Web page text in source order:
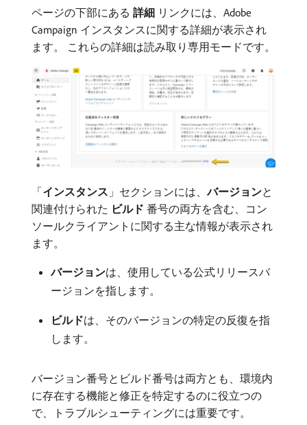
ページの下部にある​ 詳細 ​リンクには、Adobe
Campaign インスタンスに関する詳細が表示され
ます。 これらの詳細は読み取り専用モードです。
「インスタンス 」セクションには、バージョン​と
関連付けられた​ ビルド ​番号の両方を含む、コン
ソールクライアントに関する主な情報が表示され
ます。
バージョン​は、使用している公式リリースバ
ージョンを指します。
ビルド​は、そのバージョンの特定の反復を指
します。
バージョン番号とビルド番号は両方とも、環境内
に存在する機能と修正を特定するのに役立つの
で、トラブルシューティングには重要です。